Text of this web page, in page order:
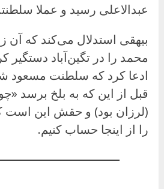
عبدالاعلی رسید و عملا
بیهقی استدلال می‌کند که آن
محمد را در تگین‌آباد
ادعا کرد که سلطنت مسعود
قبل از این که به بلخ برسد
(لرزان بود) و حقش این است
را از اینجا حساب کنیم.